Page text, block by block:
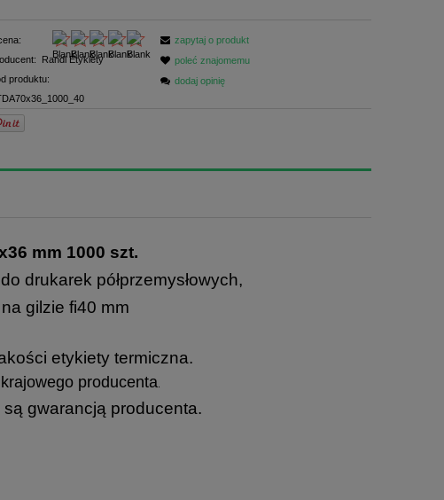
Randi Etykiety
produktu:
zapytaj o produkt
poleć znajomemu
dodaj opinię
mm 1000 szt.
drukarek półprzemysłowych,
gilzie fi40 mm
etykiety termiczna.
krajowego producenta
są gwarancją producenta.